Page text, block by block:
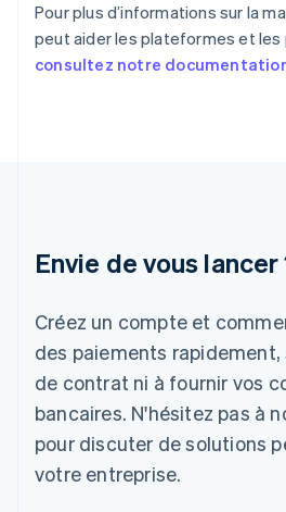
Pour plus d’informations sur la
peut aider les plateformes et les
consultez notre
Envie de vous lancer
Créez un compte et
des paiements rapidement,
de contrat ni à fournir vos
bancaires. N'hésitez pas à
pour discuter de solutions
votre entreprise.
France
Français English
Gibraltar
English
Italie
Japon
日本語
Lettonie
English
Liechtenstein
DeutschEnglish
English